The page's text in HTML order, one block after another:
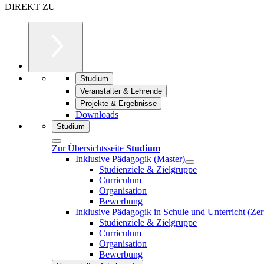
DIREKT ZU
Studium
Veranstalter & Lehrende
Projekte & Ergebnisse
Downloads
Studium
Zur Übersichtsseite Studium
Inklusive Pädagogik (Master)
Studienziele & Zielgruppe
Curriculum
Organisation
Bewerbung
Inklusive Pädagogik in Schule und Unterricht
Studienziele & Zielgruppe
Curriculum
Organisation
Bewerbung